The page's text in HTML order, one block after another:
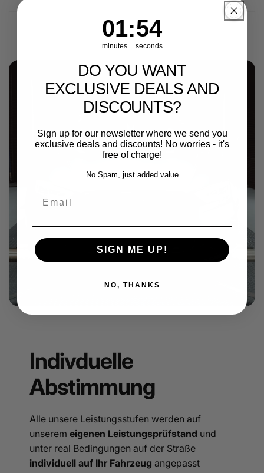
Indivduelle
Abstimmung
Alle unsere Leistungsstufen werden auf
unserem eigenen Leistungsprüfstand und
unter real Bedingungen auf der Straße
individuell auf Ihr Fahrzeug angepasst
Countdown ends in:
1
01
minutes
: 54
54
seconds
DO YOU WANT
EXCLUSIVE DEALS AND
DISCOUNTS?
Sign up for our newsletter where we send you
exclusive deals and discounts! No worries - it's
free of charge!
No Spam, just added value
SIGN ME UP!
NO, THANKS